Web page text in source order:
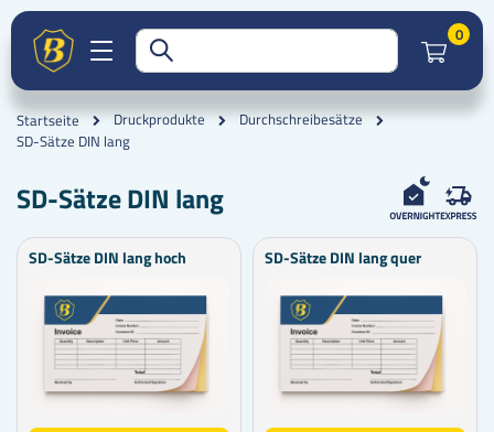
0
Startseite Druckprodukte
Durchschreibesätze
SD-Sätze DIN lang
SD-Sätze DIN lang
SD-Sätze DIN lang hoch SD-Sätze DIN lang quer